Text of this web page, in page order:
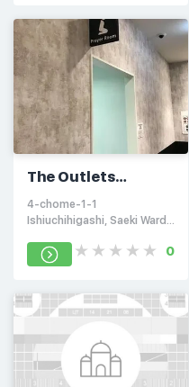
The Outlets
Hiroshima
4-chome-1-1
Ishiuchihigashi, Saeki Ward,
Япония
0